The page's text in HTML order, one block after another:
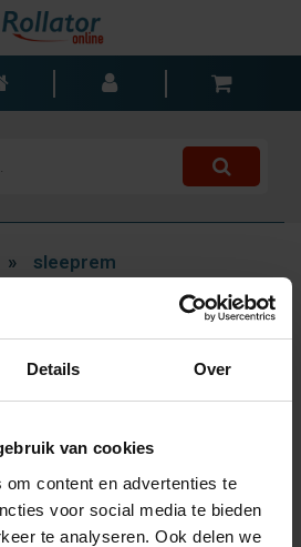
Details Over
van cookies
om content en advertenties te
voor social media te bieden
te analyseren. Ook delen we
» sleeprem